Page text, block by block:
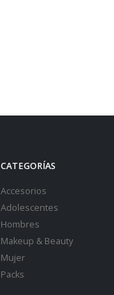
CATEGORÍAS
Accesorios
Adolescentes
Hombres
Makeup & Beauty
Mujer
Packs